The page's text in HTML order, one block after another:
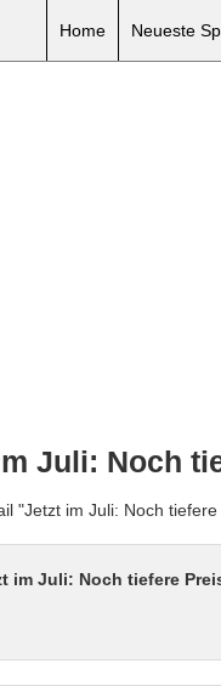
Home Neueste
Juli: Noch
"Jetzt im Juli: Noch
im Juli: Noch tiefere